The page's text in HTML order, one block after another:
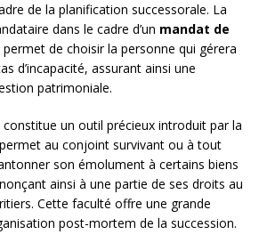
de la planification successorale. La
dans le cadre d’un mandat de
permet de choisir la personne qui gérera
d’incapacité, assurant ainsi une
patrimoniale.
constitue un outil précieux introduit par la
au conjoint survivant ou à tout
son émolument à certains biens
ainsi à une partie de ses droits au
Cette faculté offre une grande
post-mortem de la succession.